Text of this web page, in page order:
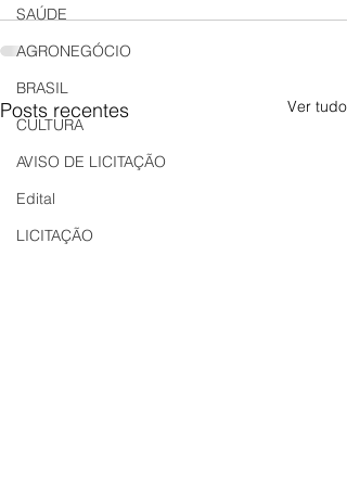
SAÚDE
AGRONEGÓCIO
BRASIL
CULTURA
AVISO DE LICITAÇÃO
Edital
LICITAÇÃO
Posts recentes Ver tudo